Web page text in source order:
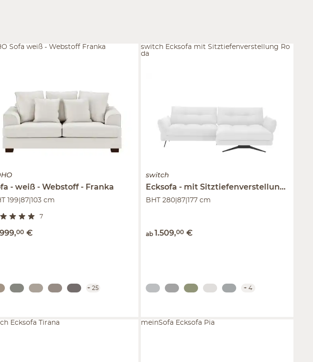
weiß - Webstoff Franka
199|87|103 cm
7
999,00 €
Sofa weiß - Webstoff Franka
+ 25
switch
Ecksofa mit Sitztiefenverstellung
BHT 280|87|177 cm
ab 1.509,00 €
switch Ecksofa mit Sitztiefenverstellung Ro
da
+4
Ecksofa Tirana meinSofa Ecksofa Pia